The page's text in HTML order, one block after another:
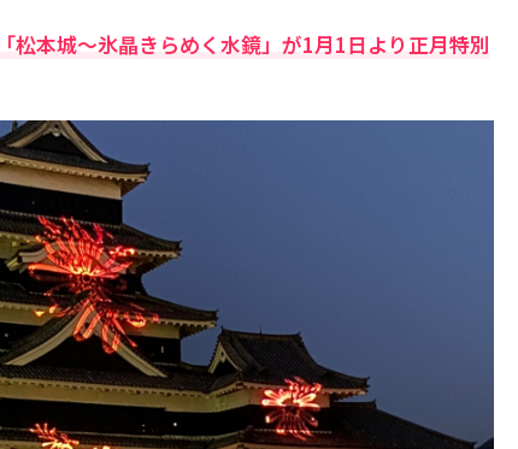
松本城～氷晶きらめく水鏡」が1月1日より正月特別